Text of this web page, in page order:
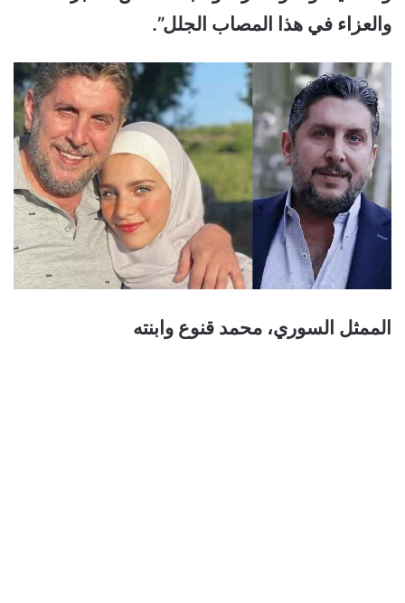
والعزاء في هذا المصاب الجلل”.
الممثل السوري، محمد قنوع وابنته